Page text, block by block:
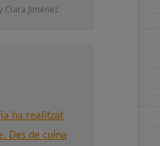
Clara Jiménez
ha realitzat
Des de cuina